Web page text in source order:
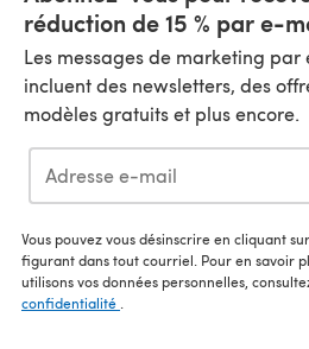
réduction de 15 % par e-
Les messages de marketing
incluent des newsletters, des
modèles gratuits et plus encore.
Vous pouvez vous désinscrire en cliquant
figurant dans tout courriel. Pour en savoir
utilisons vos données personnelles,
confidentialité